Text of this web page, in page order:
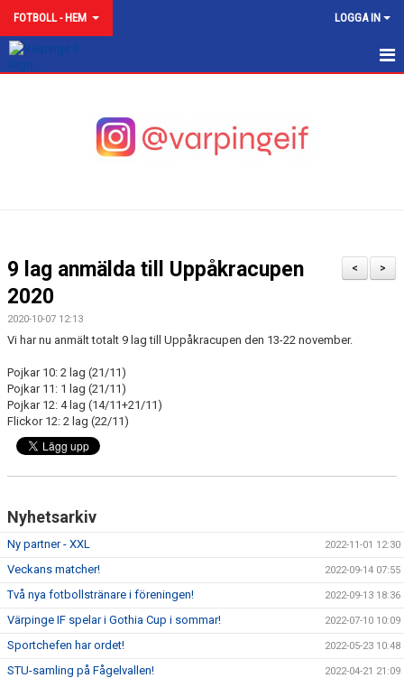
FOTBOLL - HEM LOGGA IN
ATT VARA LEDARE I VIF
ATT VARA FÖRÄLDER I VIF!
MATCHER
MATCHRUTINER
ORGANISATION
SPELFORM/TRÄNINGSFORM
>
<
9 lag anmälda till Uppåkracupen
2020
2020-10-07 12:13
Vi har nu anmält totalt 9 lag till Uppåkracupen den 13-22 november.
Pojkar 10: 2 lag (21/11)
Pojkar 11: 1 lag (21/11)
Pojkar 12: 4 lag (14/11+21/11)
Flickor 12: 2 lag (22/11)
Nyhetsarkiv
Ny partner - XXL 2022-11-01 12:30
Veckans matcher! 2022-09-14 07:55
Två nya fotbollstränare i föreningen! 2022-09-13 18:36
Värpinge IF spelar i Gothia Cup i sommar! 2022-07-10 10:09
Sportchefen har ordet! 2022-05-23 10:48
STU-samling på Fågelvallen! 2022-04-21 21:09